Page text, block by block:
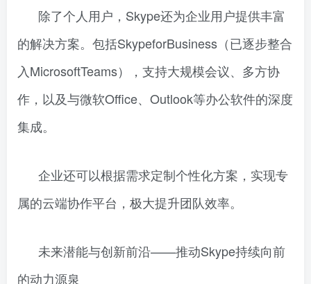
除了个人用户，Skype还为企业用户提供丰富
的解决方案。包括SkypeforBusiness（已逐步整合
入MicrosoftTeams），支持大规模会议、多方协
作，以及与微软Office、Outlook等办公软件的深度
集成。
企业还可以根据需求定制个性化方案，实现专
属的云端协作平台，极大提升团队效率。
未来潜能与创新前沿——推动Skype持续向前
的动力源泉